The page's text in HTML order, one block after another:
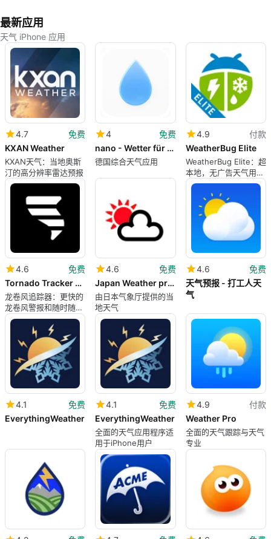
最新应用
天气 iPhone 应用
4.7
免费
KXAN Weather
KXAN天气：当地奥斯
汀的高分辨率雷达预报
4
免费
nano - Wetter für Deutschland
德国综合天气应用
4.9
付款
WeatherBug Elite
WeatherBug Elite：超
本地，无广告天气用于
活动规划
4.6
免费
Tornado Tracker by TornadoPath
龙卷风追踪器：更快的
龙卷风警报和随时随地
的追踪
4.6
免费
Japan Weather provided by JMA
由日本气象厅提供的当
地天气
4.6
免费
天气预报 - 打工人天
气
4.1
免费
EverythingWeather
4.1
免费
EverythingWeather
全面的天气应用程序适
用于iPhone用户
4.9
付款
Weather Pro
全面的天气跟踪与天气
专业